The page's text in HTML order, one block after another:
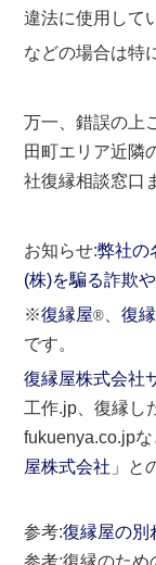
違法に使用して
などの場合は特
万一、錯誤の上
田町エリア近隣
社復縁相談窓口
お知らせ:弊社の
(株)を騙る詐欺
※復縁屋® 、復
です。
復縁屋株式会社
工作.jp、復縁し
fukuenya.co.jp
屋株式会社 」と
参考:復縁屋の別